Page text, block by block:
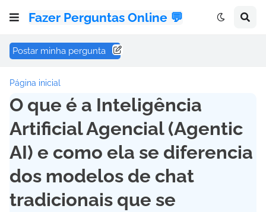
Fazer Perguntas Online 💬
Postar minha pergunta
Página inicial
O que é a Inteligência
Artificial Agencial (Agentic
AI) e como ela se diferencia
dos modelos de chat
tradicionais que se